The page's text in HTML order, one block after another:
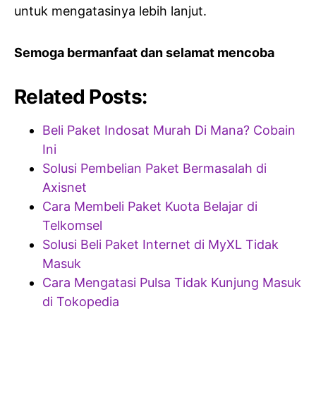
untuk mengatasinya lebih lanjut.
Semoga bermanfaat dan selamat mencoba
Related Posts:
Beli Paket Indosat Murah Di Mana? Cobain
Ini
Solusi Pembelian Paket Bermasalah di
Axisnet
Cara Membeli Paket Kuota Belajar di
Telkomsel
Solusi Beli Paket Internet di MyXL Tidak
Masuk
Cara Mengatasi Pulsa Tidak Kunjung Masuk
di Tokopedia